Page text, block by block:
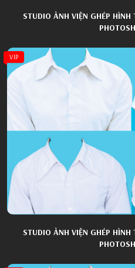
STUDIO ẢNH VIỆN GHÉP HÌNH
VIP
STUDIO ẢNH VIỆN GHÉP HÌNH